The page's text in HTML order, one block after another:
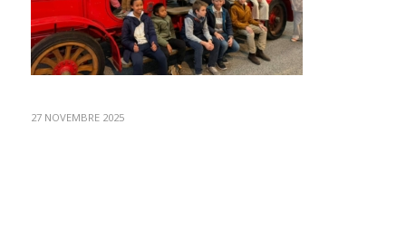
27 NOVEMBRE 2025